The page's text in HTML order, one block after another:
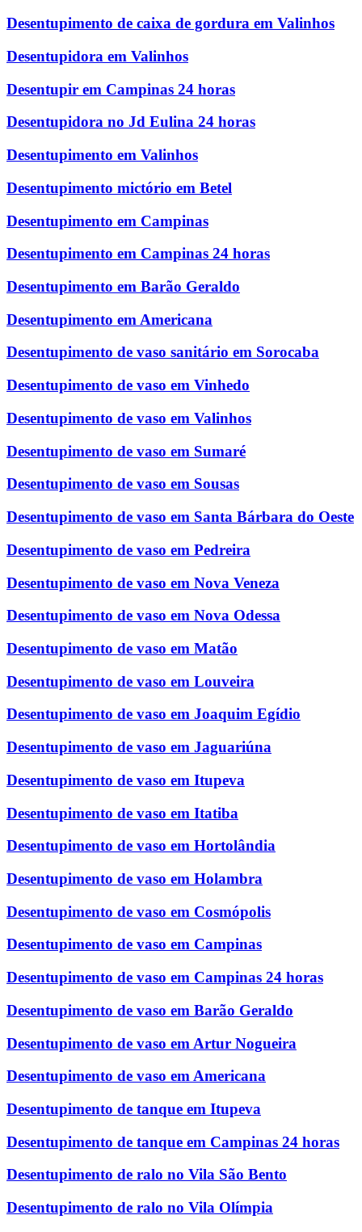
Desentupimento de caixa de gordura em Valinhos
Desentupidora em Valinhos
Desentupir em Campinas 24 horas
Desentupidora no Jd Eulina 24 horas
Desentupimento em Valinhos
Desentupimento mictório em Betel
Desentupimento em Campinas
Desentupimento em Campinas 24 horas
Desentupimento em Barão Geraldo
Desentupimento em Americana
Desentupimento de vaso sanitário em Sorocaba
Desentupimento de vaso em Vinhedo
Desentupimento de vaso em Valinhos
Desentupimento de vaso em Sumaré
Desentupimento de vaso em Sousas
Desentupimento de vaso em Santa Bárbara do Oeste
Desentupimento de vaso em Pedreira
Desentupimento de vaso em Nova Veneza
Desentupimento de vaso em Nova Odessa
Desentupimento de vaso em Matão
Desentupimento de vaso em Louveira
Desentupimento de vaso em Joaquim Egídio
Desentupimento de vaso em Jaguariúna
Desentupimento de vaso em Itupeva
Desentupimento de vaso em Itatiba
Desentupimento de vaso em Hortolândia
Desentupimento de vaso em Holambra
Desentupimento de vaso em Cosmópolis
Desentupimento de vaso em Campinas
Desentupimento de vaso em Campinas 24 horas
Desentupimento de vaso em Barão Geraldo
Desentupimento de vaso em Artur Nogueira
Desentupimento de vaso em Americana
Desentupimento de tanque em Itupeva
Desentupimento de tanque em Campinas 24 horas
Desentupimento de ralo no Vila São Bento
Desentupimento de ralo no Vila Olímpia